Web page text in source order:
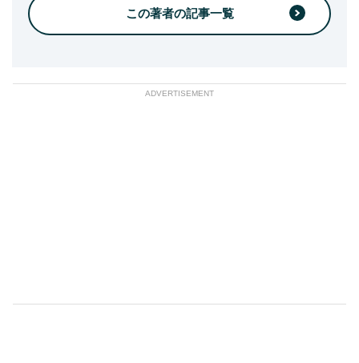
この著者の記事一覧
ADVERTISEMENT